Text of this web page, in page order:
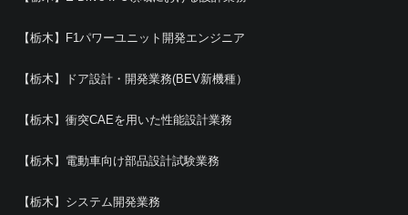
【栃木】F1パワーユニット開発エンジニア
【栃木】ドア設計・開発業務(BEV新機種）
【栃木】衝突CAEを用いた性能設計業務
【栃木】電動車向け部品設計試験業務
【栃木】システム開発業務